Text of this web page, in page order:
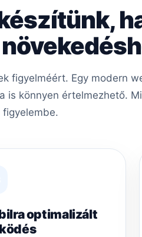
figyelméért. Egy modern
is könnyen értelmezhető.
figyelembe.
optimalizált